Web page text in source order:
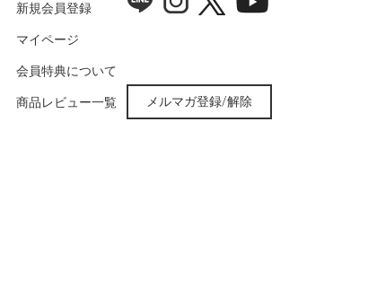
新規会員登録
マイページ
会員特典について
商品レビュー一覧 メルマガ登録/解除